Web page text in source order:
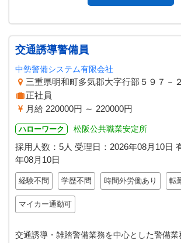
交通誘導警備員
中勢警備システム有限会社
三重県明和町多気郡大字行部５９７－２
正社員
月給 220000円 ～ 220000円
ハローワーク 松阪公共職業安定所
採用人数：5人 受理日： 2026年08月10日
年08月10日
経験不問 学歴不問 時間外労働あり 転
マイカー通勤可
交通誘導・雑踏警備業務を中心とした警備